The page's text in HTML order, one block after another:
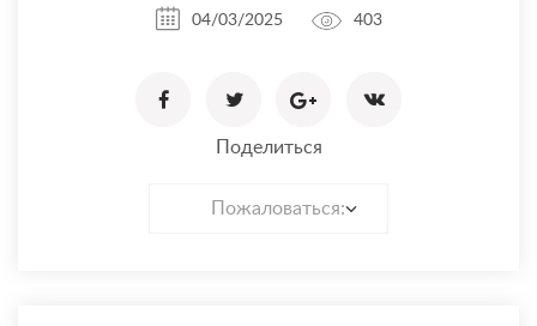
04/03/2025 403
Поделиться
Пожаловаться: